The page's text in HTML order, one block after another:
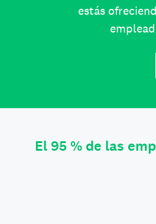
estás
El 95 % de las